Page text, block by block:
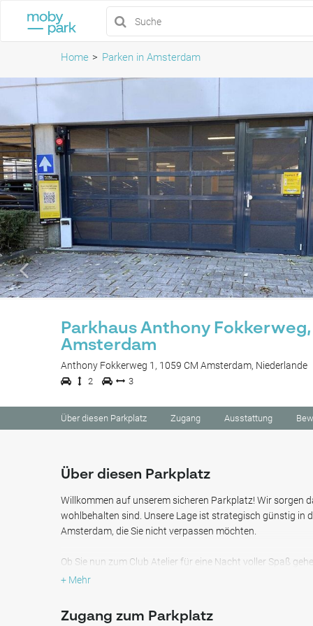
Home Parken in Amsterdam
Parkhaus Anthony Fokkerweg,
Amsterdam
Anthony Fokkerweg 1, 1059 CM Amsterdam, Niederlande
2 3
Über diesen Parkplatz Zugang Ausstattung
Über diesen Parkplatz
Willkommen auf unserem sicheren Parkplatz! Wir sorgen
wohlbehalten sind. Unsere Lage ist strategisch günstig in
Amsterdam, die Sie nicht verpassen möchten.
Ob Sie nun zum Club Atelier für eine Nacht voller Spaß
nehmen, das Amsterdam UMC (Standort VUmc) für
einen Roadtrip gehen, im Olympic Hotel übernachten oder
Parkgarage ist nur einen Katzensprung entfernt.
+ Mehr
Zugang zum Parkplatz